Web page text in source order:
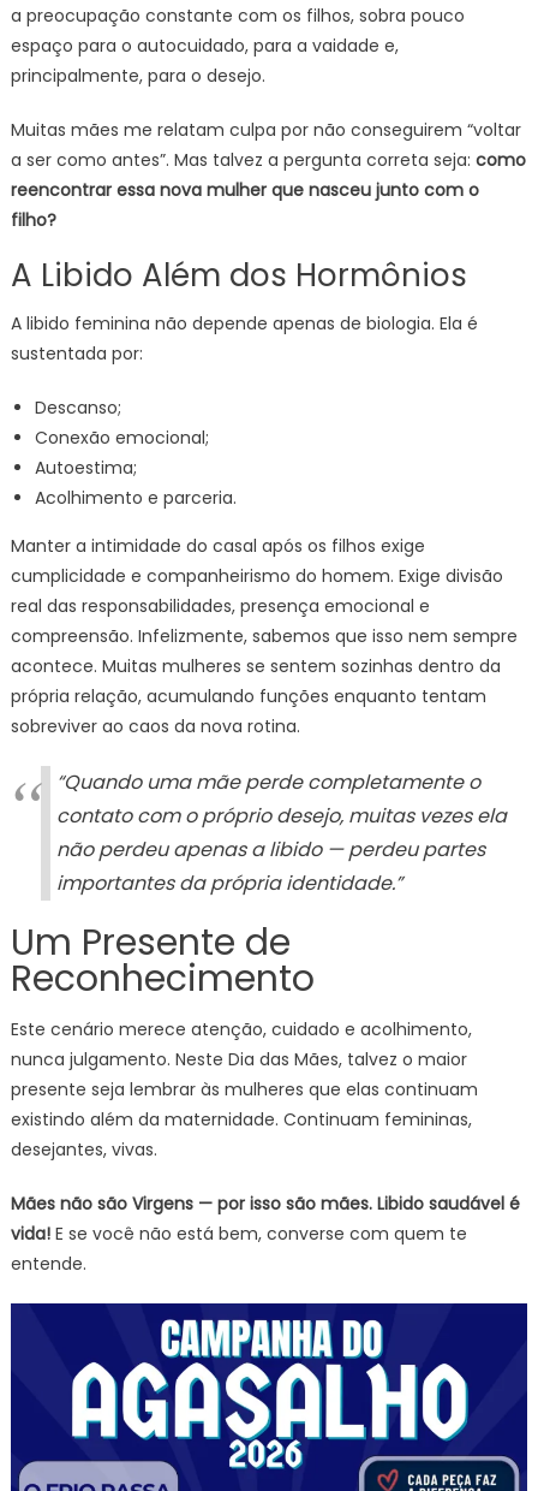
a preocupação constante com os filhos, sobra pouco
espaço para o autocuidado, para a vaidade e,
principalmente, para o desejo.
Muitas mães me relatam culpa por não conseguirem “voltar
a ser como antes”. Mas talvez a pergunta correta seja: como
reencontrar essa nova mulher que nasceu junto com o
filho?
A Libido Além dos Hormônios
A libido feminina não depende apenas de biologia. Ela é
sustentada por:
Descanso;
Conexão emocional;
Autoestima;
Acolhimento e parceria.
Manter a intimidade do casal após os filhos exige
cumplicidade e companheirismo do homem. Exige divisão
real das responsabilidades, presença emocional e
compreensão. Infelizmente, sabemos que isso nem sempre
acontece. Muitas mulheres se sentem sozinhas dentro da
própria relação, acumulando funções enquanto tentam
sobreviver ao caos da nova rotina.
“Quando uma mãe perde completamente o
contato com o próprio desejo, muitas vezes ela
não perdeu apenas a libido — perdeu partes
importantes da própria identidade.”
Um Presente de
Reconhecimento
Este cenário merece atenção, cuidado e acolhimento,
nunca julgamento. Neste Dia das Mães, talvez o maior
presente seja lembrar às mulheres que elas continuam
existindo além da maternidade. Continuam femininas,
desejantes, vivas.
Mães não são Virgens — por isso são mães. Libido saudável é
vida!E se você não está bem, converse com quem te
entende.